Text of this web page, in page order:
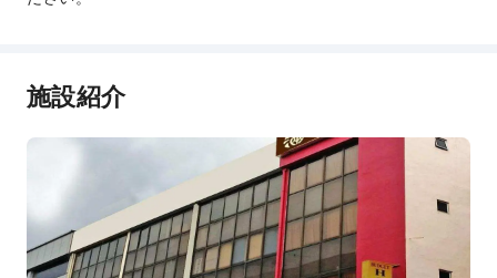
施設紹介